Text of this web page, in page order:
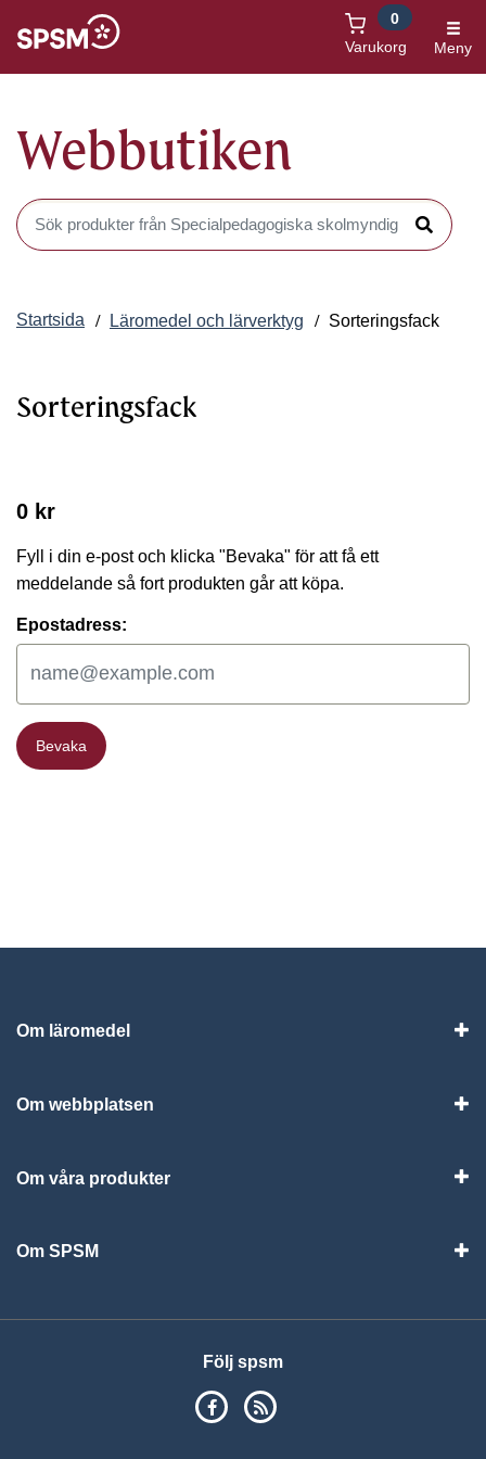
Varukorg
0
Meny
Webbutiken
Sök produkter i Webbutiken
Sök
Startsida Läromedel och lärverktyg Sorteringsfack
Sorteringsfack
0 kr
Fyll i din e-post och klicka "Bevaka" för att få ett
meddelande så fort produkten går att köpa.
Epostadress:
Bevaka
Bevaka
Om läromedel
Om webbplatsen
Om våra produkter
Om SPSM
Följ spsm
SPSM på Facebook